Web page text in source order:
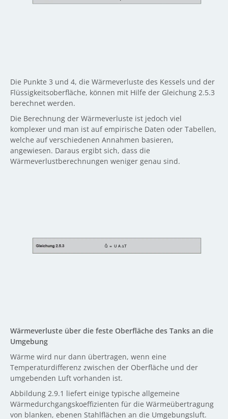
Die Punkte 3 und 4, die Wärmeverluste des Kessels und der
Flüssigkeitsoberfläche, können mit Hilfe der Gleichung 2.5.3
berechnet werden.
Die Berechnung der Wärmeverluste ist jedoch viel
komplexer und man ist auf empirische Daten oder Tabellen,
welche auf verschiedenen Annahmen basieren,
angewiesen. Daraus ergibt sich, dass die
Wärmeverlustberechnungen weniger genau sind.
Wärmeverluste über die feste Oberfläche des Tanks an die
Umgebung
Wärme wird nur dann übertragen, wenn eine
Temperaturdifferenz zwischen der Oberfläche und der
umgebenden Luft vorhanden ist.
Abbildung 2.9.1 liefert einige typische allgemeine
Wärmedurchgangskoeffizienten für die Wärmeübertragung
von blanken, ebenen Stahlflächen an die Umgebungsluft.